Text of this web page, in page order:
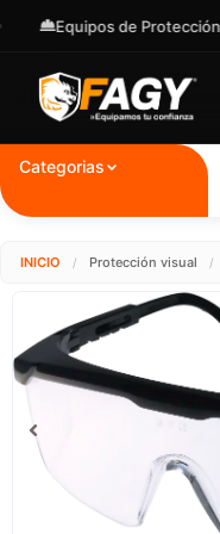
de Protección
Categorias
INICIO / Protección visual /